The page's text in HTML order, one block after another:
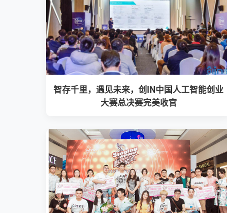
智存千里，遇见未来，创IN中国人工智能创业
大赛总决赛完美收官